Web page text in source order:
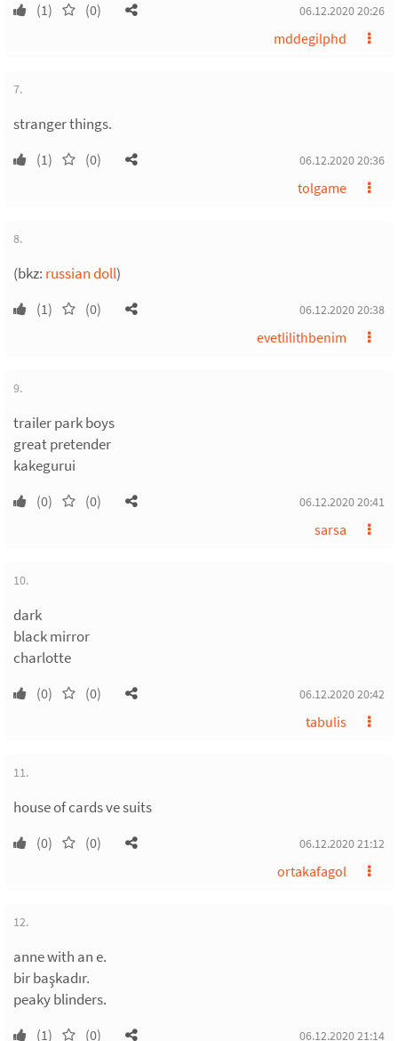
(1) (0) 06.12.2020 20:26
mddegilphd
7.
stranger things.
(1) (0) 06.12.2020 20:36
tolgame
8.
(bkz: russian doll)
(1) (0) 06.12.2020 20:38
evetlilithbenim
9.
trailer park boys
great pretender
kakegurui
(0) (0) 06.12.2020 20:41
sarsa
10.
dark
black mirror
charlotte
(0) (0) 06.12.2020 20:42
tabulis
11.
house of cards ve suits
(0) (0) 06.12.2020 21:12
ortakafagol
12.
anne with an e.
bir başkadır.
peaky blinders.
(1) (0) 06.12.2020 21:14